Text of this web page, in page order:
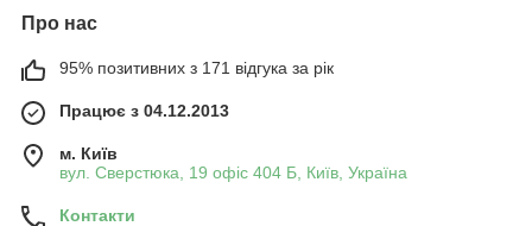
Про нас
95% позитивних з 171 відгука за рік
Працює з 04.12.2013
м. Київ
вул. Сверстюка, 19 офіс 404 Б, Київ, Україна
Контакти